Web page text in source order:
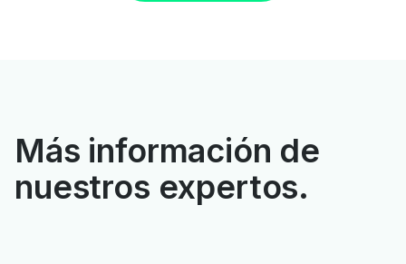
Más información de
nuestros expertos.